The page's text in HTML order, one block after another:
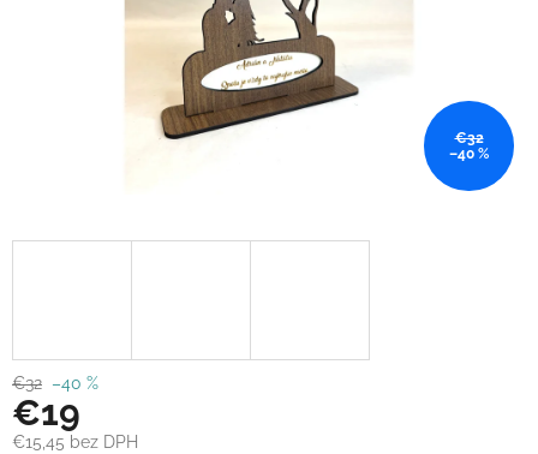
€32
–40 %
€32 –40 %
€19
€15,45 bez DPH